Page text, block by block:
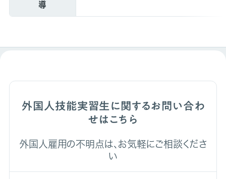
導
外国人技能実習生に関するお問い合わ
せはこちら
外国人雇用の不明点は、お気軽にご相談くださ
い